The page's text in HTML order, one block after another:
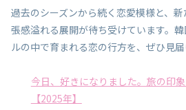
過去のシーズンから続く恋愛模様と、
張感溢れる展開が待ち受けています。
ルの中で育まれる恋の行方を、ぜひ見届
今日、好きになりました。旅の印
【2025年】